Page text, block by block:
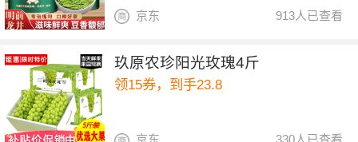
913人已查看
京东
玖原农珍阳光玫瑰4斤
领15券，到手23.8